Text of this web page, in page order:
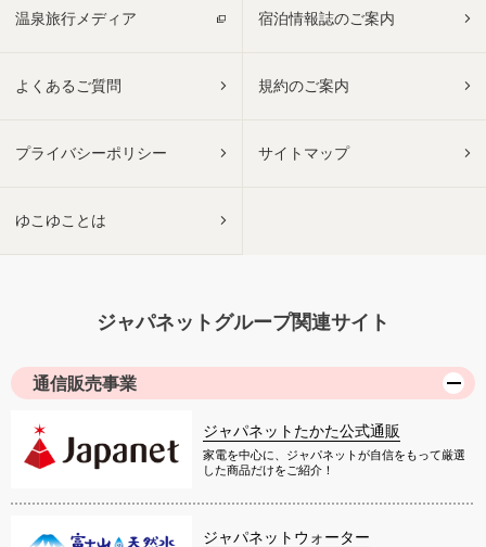
温泉旅行メディア 宿泊情報誌のご案内
よくあるご質問 規約のご案内
プライバシーポリシー サイトマップ
ゆこゆことは
ジャパネットグループ関連サイト
通信販売事業
ジャパネットたかた公式通販
家電を中心に、ジャパネットが自信をもって厳選
した商品だけをご紹介！
ジャパネットウォーター